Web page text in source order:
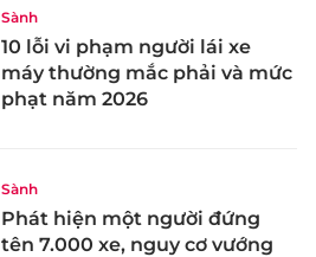
Sành
10 lỗi vi phạm người lái xe
máy thường mắc phải và mức
phạt năm 2026
Sành
Phát hiện một người đứng
tên 7.000 xe, nguy cơ vướng